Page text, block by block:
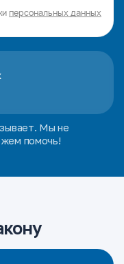
персональных данных
Мы не
помочь!